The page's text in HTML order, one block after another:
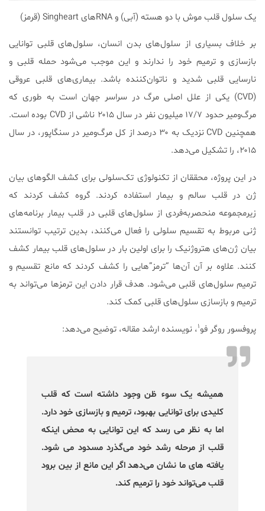
یک سلول قلب موش با دو هسته (آبی) و RNAهای Singheart (قرمز)
بر خلاف بسیاری از سلول‌های بدن انسان، سلول‌های قلبی توانایی
بازسازی و ترمیم خود را ندارند و این موجب می‌شود حمله قلبی و
نارسایی قلبی شدید و ناتوان‌کننده باشد. بیماری‌های قلبی عروقی
(CVD) یکی از علل اصلی مرگ در سراسر جهان است به طوری که
مرگ‌ومیر حدود ۱۷/۷ میلیون نفر در سال ۲۰۱۵ ناشی از CVD بوده است.
همچنین CVD نزدیک به ۳۰ درصد از کل مرگ‌ومیر در سنگاپور، در سال
۲۰۱۵، را تشکیل می‌دهد.
در این پروژه، محققان از تکنولوژی تک‌سلولی برای کشف الگوهای بیان
ژن در قلب سالم و بیمار استفاده کردند. گروه کشف کردند که
زیرمجموعه منحصربه‌فردی از سلول‌های قلبی در قلب بیمار برنامه‌های
ژنی مربوط به تقسیم سلولی را فعال می‌کنند، بدین ترتیب توانستند
بیان ژن‌های هتروژنیک را برای اولین بار در سلول‌های قلب بیمار کشف
کنند. علاوه بر آن آن‌ها “ترمز”هایی را کشف کردند که مانع تقسیم و
ترمیم سلول‌های قلبی می‌شود. هدف قرار دادن این ترمزها می‌‌تواند به
ترمیم و بازسازی سلول‌های قلبی کمک کند.
پروفسور روگر فو۱ ، نویسنده ارشد مقاله، توضیح می‌دهد:
همیشه یک سوء ظن وجود داشته است که قلب
کلیدی برای توانایی بهبود، ترمیم و بازسازی خود دارد.
اما به نظر می رسد که این توانایی به محض اینکه
قلب از مرحله رشد خود می‌گذرد مسدود می شود.
یافته های ما نشان می‌دهد اگر این مانع از بین برود
قلب می‌تواند خود را ترمیم کند.